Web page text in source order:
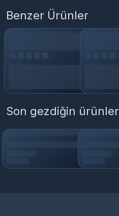
Benzer Ürünler
Son gezdiğin ürünler